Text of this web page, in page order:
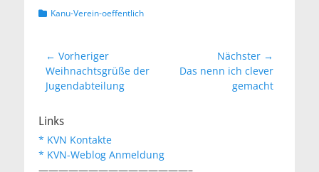
Kategorien
Kanu-Verein-oeffentlich
Beitragsnavigation
← Vorheriger
Vorheriger
Beitrag:
Weihnachtsgrüße der
Jugendabteilung
Nächster →
Nächster
Das nenn ich clever
gemacht
Links
* KVN Kontakte
* KVN-Weblog Anmeldung
———————————————–